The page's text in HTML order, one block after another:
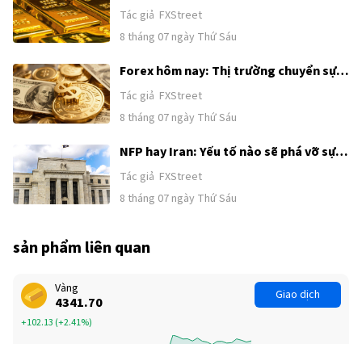
đây khi sức mạnh của USD và kỳ vọng
Fed tăng lãi suất kìm hãm đà tăng
trước thềm công bố Bảng lương phi
nông nghiệp (NFP) của Mỹ
Tác giả FXStreet
8 tháng 07 ngày Thứ Sáu
Forex hôm nay: Thị trường chuyển sự
chú ý từ Trung Đông sang Bảng lương
phi nông nghiệp của Mỹ
Tác giả FXStreet
8 tháng 07 ngày Thứ Sáu
NFP hay Iran: Yếu tố nào sẽ phá vỡ sự
tích luỹ của Chỉ số đô la Mỹ?
Tác giả FXStreet
8 tháng 07 ngày Thứ Sáu
sản phẩm liên quan
Vàng
4341.70
+102.13 (+2.41%)
Giao dịch